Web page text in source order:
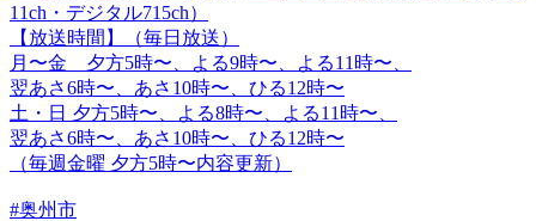
11ch・デジタル715ch）
【放送時間】（毎日放送）
月〜金 夕方5時〜、よる9時〜、よる11時〜、
翌あさ6時〜、あさ10時〜、ひる12時〜
土・日 夕方5時〜、よる8時〜、よる11時〜、
翌あさ6時〜、あさ10時〜、ひる12時〜
（毎週金曜 夕方5時〜内容更新）
#奥州市